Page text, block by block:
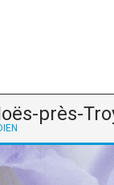
près-